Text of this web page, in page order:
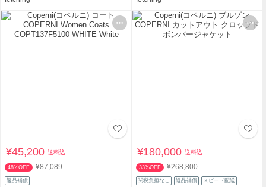
¥45,200送料込
48%OFF ¥87,089
返品補償
¥180,000送料込
33%OFF ¥268,800
関税負担なし 返品補償 スピード配送